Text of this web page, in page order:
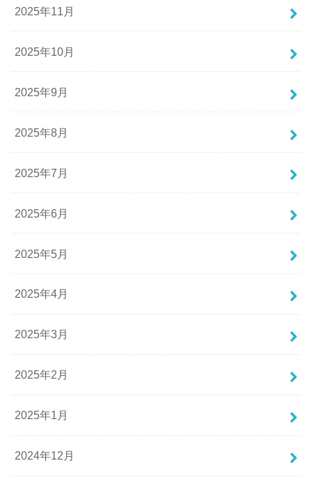
2025年11月
2025年10月
2025年9月
2025年8月
2025年7月
2025年6月
2025年5月
2025年4月
2025年3月
2025年2月
2025年1月
2024年12月